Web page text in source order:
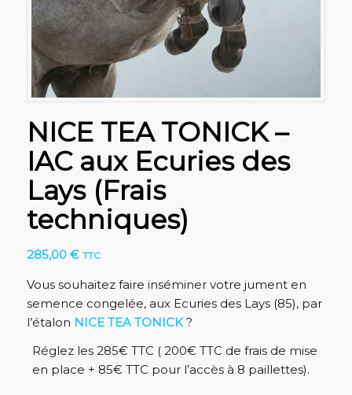
NICE TEA TONICK –
IAC aux Ecuries des
Lays (Frais
techniques)
285,00 € TTC
Vous souhaitez faire inséminer votre jument en
semence congelée, aux Ecuries des Lays (85), par
l’étalon NICE TEA TONICK?
Réglez les 285€ TTC ( 200€ TTC de frais de mise
en place + 85€ TTC pour l’accès à 8 paillettes).